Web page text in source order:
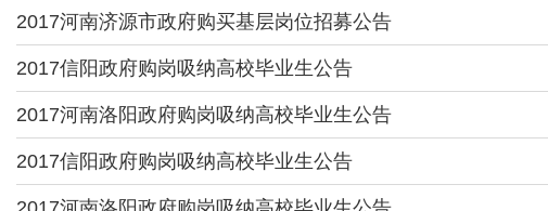
2017河南济源市政府购买基层岗位招募公告
2017信阳政府购岗吸纳高校毕业生公告
2017河南洛阳政府购岗吸纳高校毕业生公告
2017信阳政府购岗吸纳高校毕业生公告